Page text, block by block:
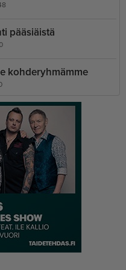
pääsiäistä
kohderyhmämme